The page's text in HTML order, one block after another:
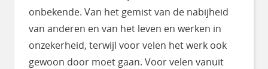
onbekende. Van het gemist van de nabijheid
van anderen en van het leven en werken in
onzekerheid, terwijl voor velen het werk ook
gewoon door moet gaan. Voor velen vanuit